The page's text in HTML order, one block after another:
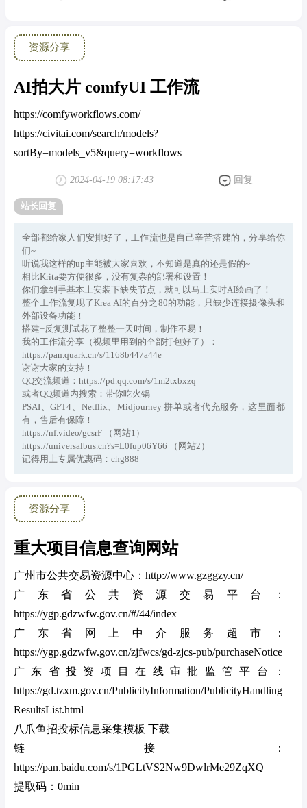
资源分享
AI拍大片 comfyUI 工作流
https://comfyworkflows.com/
https://civitai.com/search/models?
sortBy=models_v5&query=workflows
2024-04-19 08:17:43 回复
站长回复
全部都给家人们安排好了，工作流也是自己辛苦搭建的，分享给你
们~
听说我这样的up主能被大家喜欢，不知道是真的还是假的~
相比Krita要方便很多，没有复杂的部署和设置！
你们拿到手基本上安装下缺失节点，就可以马上实时AI绘画了！
整个工作流复现了Krea AI的百分之80的功能，只缺少连接摄像头和
外部设备功能！
搭建+反复测试花了整整一天时间，制作不易！
我的工作流分享（视频里用到的全部打包好了）：
https://pan.quark.cn/s/1168b447a44e
谢谢大家的支持！
QQ交流频道：https://pd.qq.com/s/1m2txbxzq
或者QQ频道内搜索：带你吃火锅
PSAI、GPT4、Netflix、Midjourney 拼单或者代充服务，这里面都
有，售后有保障！
https://nf.video/gcsrF （网站1）
https://universalbus.cn?s=L0fup06Y66 （网站2）
记得用上专属优惠码：chg888
资源分享
重大项目信息查询网站
广州市公共交易资源中心：http://www.gzggzy.cn/
广东省公共资源交易平台：
https://ygp.gdzwfw.gov.cn/#/44/index
广东省网上中介服务超市：
https://ygp.gdzwfw.gov.cn/zjfwcs/gd-zjcs-pub/purchaseNotice
广东省投资项目在线审批监管平台：
https://gd.tzxm.gov.cn/PublicityInformation/PublicityHandling
ResultsList.html
八爪鱼招投标信息采集模板 下载
链接：
https://pan.baidu.com/s/1PGLtVS2Nw9DwlrMe29ZqXQ
提取码：0min